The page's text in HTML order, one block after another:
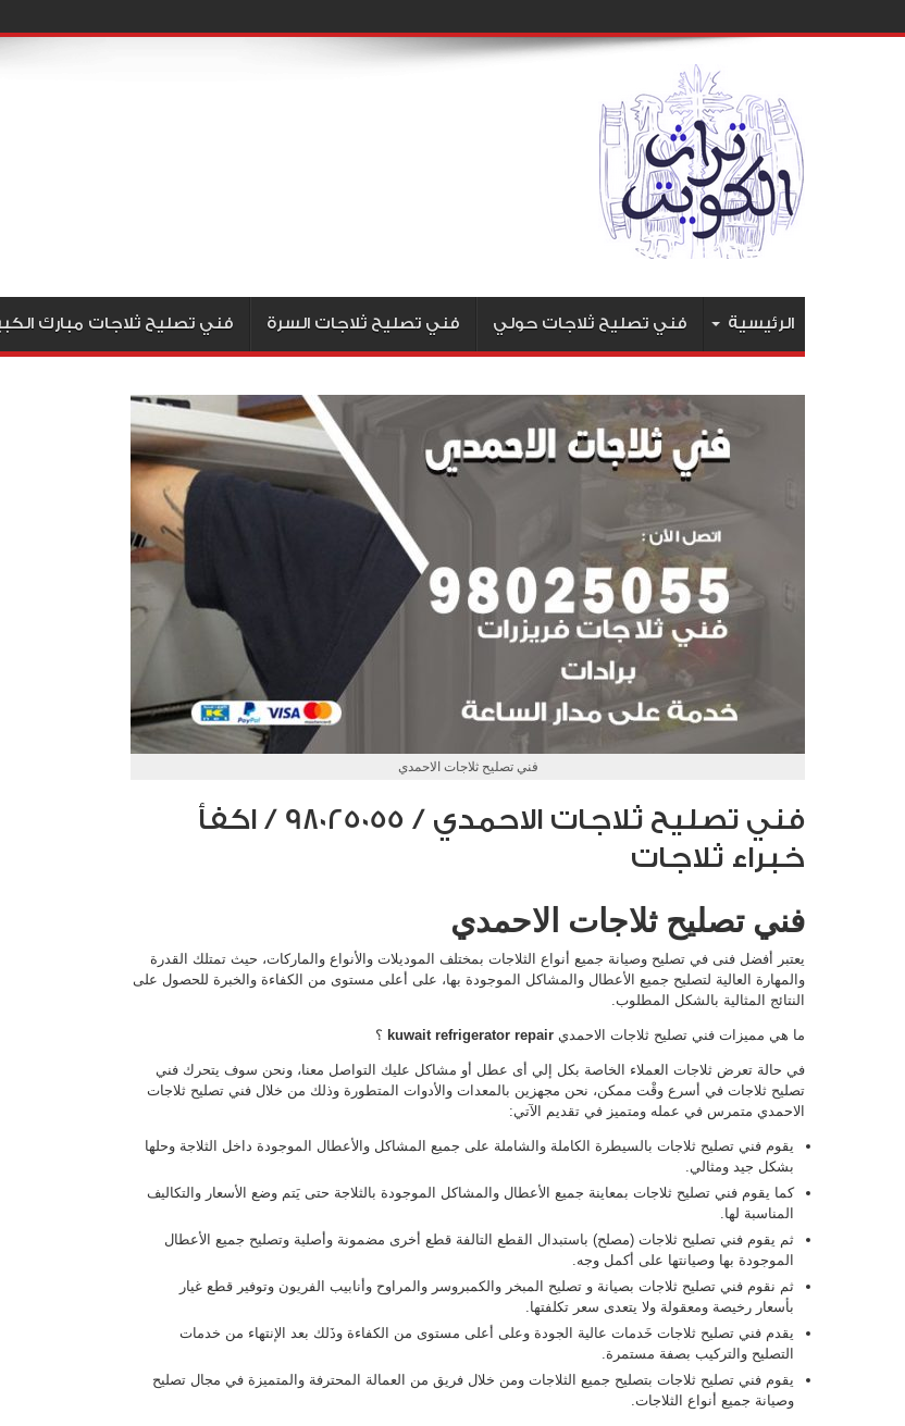
الرئيسية فني تصليح ثلاجات حولي فني تصليح ثلاجات السرة فني تصليح ثلاجات مبارك
فني تصليح ثلاجات الاحمدي
فني تصليح ثلاجات الاحمدي / 98025055 / اكفأ
خبراء ثلاجات
فني تصليح ثلاجات الاحمدي
يعتبر أفضل فنى في تصليح وصيانة جميع أنواع الثلاجات بمختلف الموديلات والأنواع والماركات، حيث تمتلك القدرة
والمهارة العالية لتصليح جميع الأعطال والمشاكل الموجودة بها، على أعلى مستوى من الكفاءة والخبرة للحصول على
النتائج المثالية بالشكل المطلوب.
ما هي مميزات فني تصليح ثلاجات الاحمدي kuwait refrigerator repair ؟
في حالة تعرض ثلاجات العملاء الخاصة بكل إلي أى عطل أو مشاكل عليك التواصل معنا، ونحن سوف يتحرك فني
تصليح ثلاجات في أسرع وقْت ممكن، نحن مجهزين بالمعدات والأدوات المتطورة وذلك من خلال فني تصليح ثلاجات
الاحمدي متمرس في عمله ومتميز في تقديم الآتي:
يقوم فني تصليح ثلاجات بالسيطرة الكاملة والشاملة على جميع المشاكل والأعطال الموجودة داخل الثلاجة وحلها
بشكل جيد ومثالي.
كما يقوم فني تصليح ثلاجات بمعاينة جميع الأعطال والمشاكل الموجودة بالثلاجة حتى يَتم وضع الأسعار والتكاليف
المناسبة لها.
ثم يقوم فني تصليح ثلاجات (مصلح) باستبدال القطع التالفة قطع أخرى مضمونة وأصلية وتصليح جميع الأعطال
الموجودة بها وصيانتها على أكمل وجه.
ثم نقوم فني تصليح ثلاجات بصيانة و تصليح المبخر والكمبروسر والمراوح وأنابيب الفريون وتوفير قطع غيار
بأسعار رخيصة ومعقولة ولا يتعدى سعر تكلفتها.
يقدم فني تصليح ثلاجات خَدمات عالية الجودة وعلى أعلى مستوى من الكفاءة وذَلك بعد الإنتهاء من خدمات
التصليح والتركيب بصفة مستمرة.
يقوم فني تصليح ثلاجات بتصليح جميع الثلاجات ومن خلال فريق من العمالة المحترفة والمتميزة في مجال تصليح
وصيانة جميع أنواع الثلاجات.